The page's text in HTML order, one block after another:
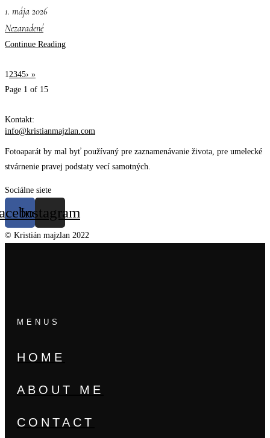
1. mája 2026
Nezaradené
Continue Reading
1 2345› »
Page 1 of 15
Kontakt:
info@kristianmajzlan.com
Fotoaparát by mal byť používaný pre zaznamenávanie života, pre umelecké
stvárnenie pravej podstaty vecí samotných.
Sociálne siete
Instagram
© Kristián majzlan 2022
MENUS
HOME
ABOUT ME
CONTACT